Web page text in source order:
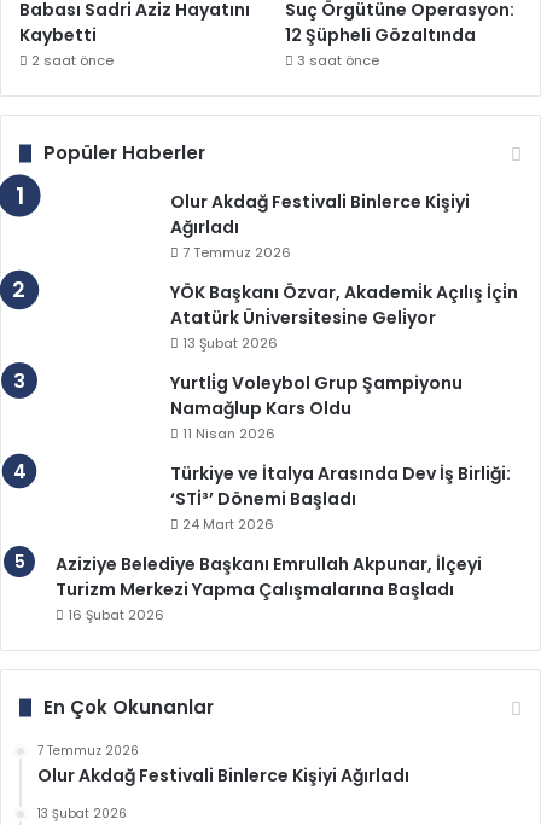
Babası Sadri Aziz Hayatını
Kaybetti
2 saat önce
Suç Örgütüne Operasyon:
12 Şüpheli Gözaltında
3 saat önce
Popüler Haberler
Olur Akdağ Festivali Binlerce Kişiyi
Ağırladı
7 Temmuz 2026
YÖK Başkanı Özvar, Akademi̇k Açılış İçi̇n
Atatürk Üni̇versi̇tesi̇ne Geli̇yor
13 Şubat 2026
Yurtli̇g Voleybol Grup Şampiyonu
Namağlup Kars Oldu
11 Nisan 2026
Türkiye ve İtalya Arasında Dev İş Birliği:
‘STİ³’ Dönemi Başladı
24 Mart 2026
Aziziye Belediye Başkanı Emrullah Akpunar, İlçeyi
Turizm Merkezi Yapma Çalışmalarına Başladı
16 Şubat 2026
En Çok Okunanlar
7 Temmuz 2026
Olur Akdağ Festivali Binlerce Kişiyi Ağırladı
13 Şubat 2026